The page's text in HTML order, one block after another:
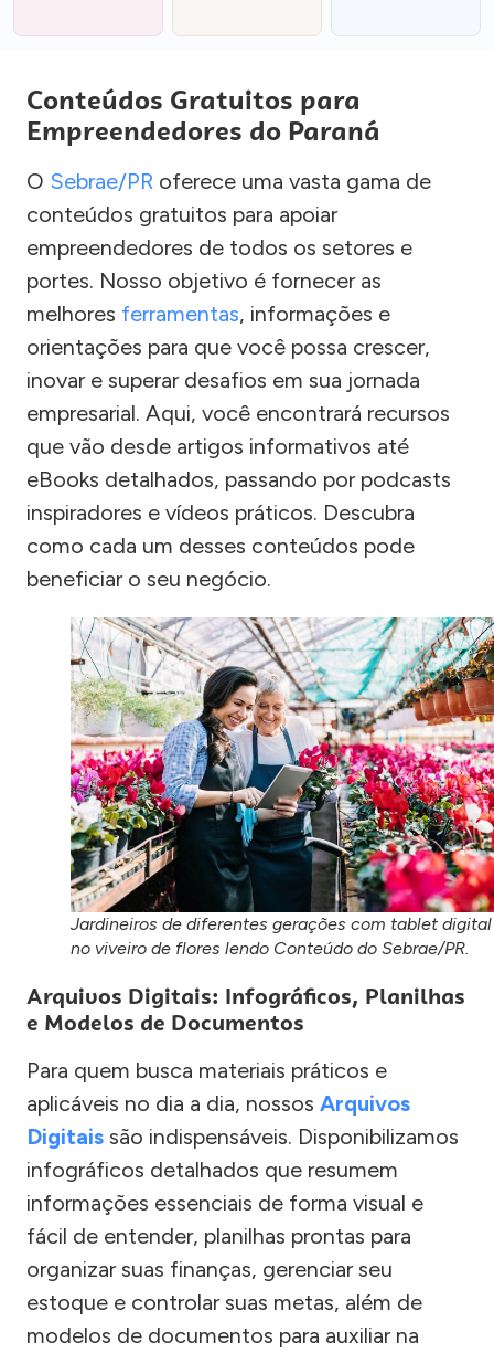
Conteúdos Gratuitos para
Empreendedores do Paraná
O Sebrae/PR oferece uma vasta gama de
conteúdos gratuitos para apoiar
empreendedores de todos os setores e
portes. Nosso objetivo é fornecer as
melhores ferramentas, informações e
orientações para que você possa crescer,
inovar e superar desafios em sua jornada
empresarial. Aqui, você encontrará recursos
que vão desde artigos informativos até
eBooks detalhados, passando por podcasts
inspiradores e vídeos práticos. Descubra
como cada um desses conteúdos pode
beneficiar o seu negócio.
Jardineiros de diferentes gerações com tablet digital
no viveiro de flores lendo Conteúdo do Sebrae/PR.
Arquivos Digitais: Infográficos, Planilhas
e Modelos de Documentos
Para quem busca materiais práticos e
aplicáveis no dia a dia, nossos Arquivos
Digitais são indispensáveis. Disponibilizamos
infográficos detalhados que resumem
informações essenciais de forma visual e
fácil de entender, planilhas prontas para
organizar suas finanças, gerenciar seu
estoque e controlar suas metas, além de
modelos de documentos para auxiliar na